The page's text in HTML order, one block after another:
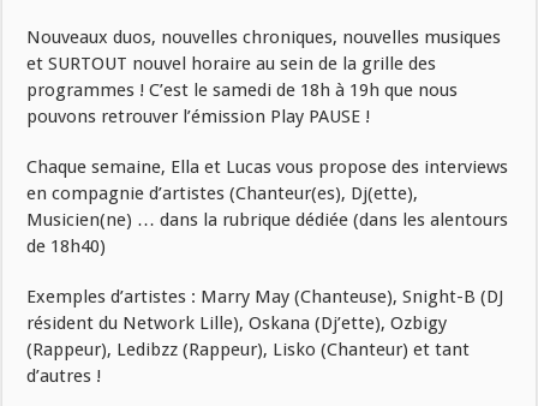
Nouveaux duos, nouvelles chroniques, nouvelles musiques
et SURTOUT nouvel horaire au sein de la grille des
programmes ! C’est le samedi de 18h à 19h que nous
pouvons retrouver l’émission Play PAUSE !
Chaque semaine, Ella et Lucas vous propose des interviews
en compagnie d’artistes (Chanteur(es), Dj(ette),
Musicien(ne) … dans la rubrique dédiée (dans les alentours
de 18h40)
Exemples d’artistes : Marry May (Chanteuse), Snight-B (DJ
résident du Network Lille), Oskana (Dj’ette), Ozbigy
(Rappeur), Ledibzz (Rappeur), Lisko (Chanteur) et tant
d’autres !